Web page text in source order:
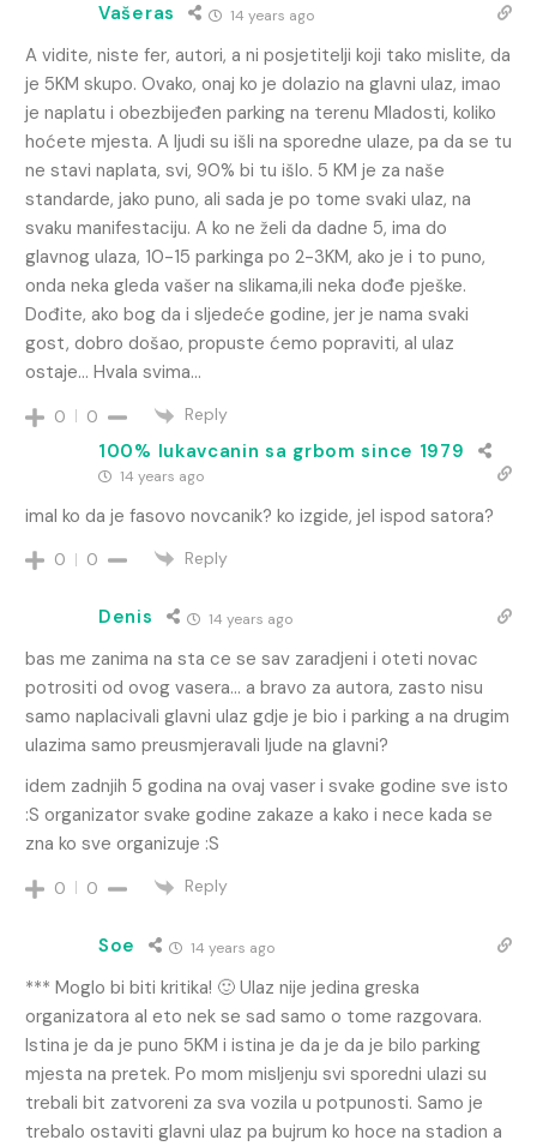
Vašeras 14 years ago
A vidite, niste fer, autori, a ni posjetitelji koji tako mislite, da
je 5KM skupo. Ovako, onaj ko je dolazio na glavni ulaz, imao
je naplatu i obezbijeđen parking na terenu Mladosti, koliko
hoćete mjesta. A ljudi su išli na sporedne ulaze, pa da se tu
ne stavi naplata, svi, 90% bi tu išlo. 5 KM je za naše
standarde, jako puno, ali sada je po tome svaki ulaz, na
svaku manifestaciju. A ko ne želi da dadne 5, ima do
glavnog ulaza, 10-15 parkinga po 2-3KM, ako je i to puno,
onda neka gleda vašer na slikama,ili neka dođe pješke.
Dođite, ako bog da i sljedeće godine, jer je nama svaki
gost, dobro došao, propuste ćemo popraviti, al ulaz
ostaje… Hvala svima…
0 0 Reply
100% lukavcanin sa grbom since 1979
14 years ago
imal ko da je fasovo novcanik? ko izgide, jel ispod satora?
0 0 Reply
Denis 14 years ago
bas me zanima na sta ce se sav zaradjeni i oteti novac
potrositi od ovog vasera… a bravo za autora, zasto nisu
samo naplacivali glavni ulaz gdje je bio i parking a na drugim
ulazima samo preusmjeravali ljude na glavni?
idem zadnjih 5 godina na ovaj vaser i svake godine sve isto
:S organizator svake godine zakaze a kako i nece kada se
zna ko sve organizuje :S
0 0 Reply
Soe 14 years ago
*** Moglo bi biti kritika! 🙂 Ulaz nije jedina greska
organizatora al eto nek se sad samo o tome razgovara.
Istina je da je puno 5KM i istina je da je da je bilo parking
mjesta na pretek. Po mom misljenju svi sporedni ulazi su
trebali bit zatvoreni za sva vozila u potpunosti. Samo je
trebalo ostaviti glavni ulaz pa bujrum ko hoce na stadion a